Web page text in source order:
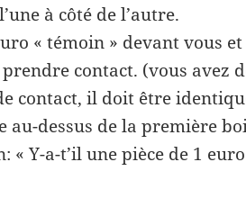
à côté de l’autre.
« témoin » devant vous
contact. (vous avez
contact, il doit être
au-dessus de la première
Y-a-t’il une pièce de 1